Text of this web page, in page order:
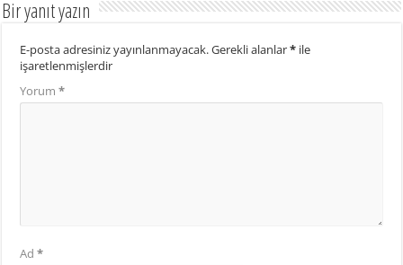
Bir yanıt yazın
E-posta adresiniz yayınlanmayacak.Gerekli alanlar* ile
işaretlenmişlerdir
Yorum*
Ad*